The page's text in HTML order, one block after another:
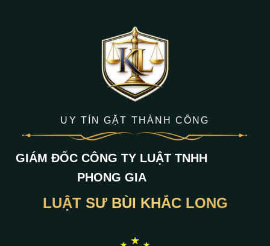
UY TÍN GẶT THÀNH CÔNG
GIÁM ĐỐC CÔNG TY LUẬT TNHH
PHONG GIA
LUẬT SƯ BÙI KHẮC LONG